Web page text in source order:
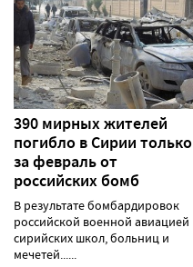
390 мирных жителей
погибло в Сирии только
за февраль от
российских бомб
В результате бомбардировок
российской военной авиацией
сирийских школ, больниц и
мечетей......